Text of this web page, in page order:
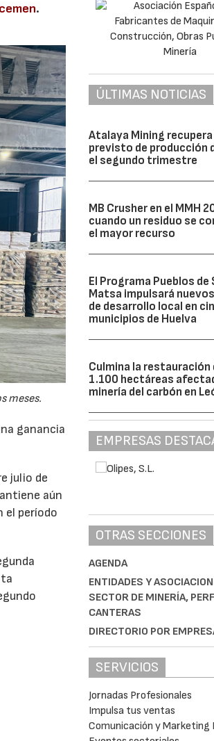
.
meses.
ganancia
julio de
aún
el período
ÚLTIMAS NOTICIAS
Atalaya Mining recupera
previsto de producción
el segundo trimestre
MB Crusher en el MMH
cuando un residuo se
el mayor recurso
El Programa Pueblos de
Matsa impulsará
de desarrollo local en
municipios de Huelva
Culmina la restauración
1.100 hectáreas
minería del carbón en
EMPRESAS
OTRAS SECCIONES
AGENDA
ENTIDADES Y
SECTOR DE MINERÍA,
CANTERAS
DIRECTORIO POR
SERVICIOS
Jornadas Profesionales
Impulsa tus ventas
Comunicación y Marketing